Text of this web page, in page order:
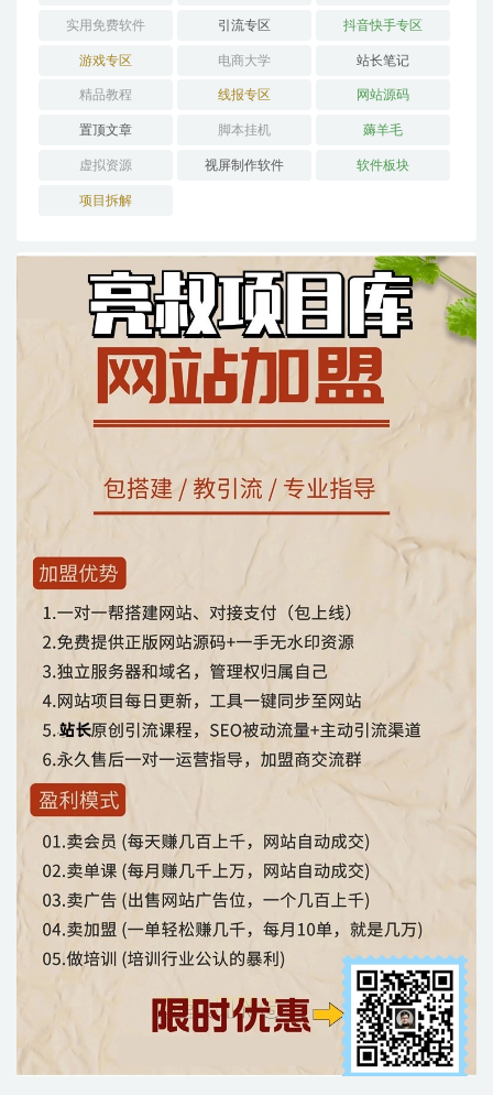
实用免费软件 引流专区 抖音快手专区
游戏专区 电商大学 站长笔记
精品教程 线报专区 网站源码
置顶文章 脚本挂机 薅羊毛
虚拟资源 视屏制作软件 软件板块
项目拆解